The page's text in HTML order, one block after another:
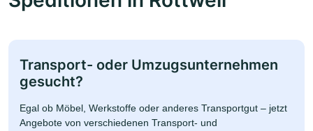
Transport- oder Umzugsunternehmen
gesucht?
Egal ob Möbel, Werkstoffe oder anderes Transportgut – jetzt
Angebote von verschiedenen Transport- und